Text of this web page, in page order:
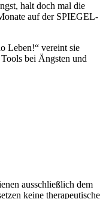
halt doch mal die
auf der SPIEGEL-
Leben!“ vereint sie
bei Ängsten und
ausschließlich dem
keine therapeutische